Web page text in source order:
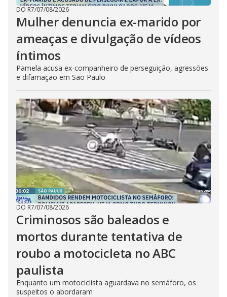
DO R7/07/08/2026
Mulher denuncia ex-marido por
ameaças e divulgação de vídeos
íntimos
Pamela acusa ex-companheiro de perseguição, agressões
e difamação em São Paulo
DO R7/07/08/2026
Criminosos são baleados e
mortos durante tentativa de
roubo a motocicleta no ABC
paulista
Enquanto um motociclista aguardava no semáforo, os
suspeitos o abordaram